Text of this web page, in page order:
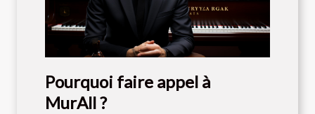
Pourquoi faire appel à
MurAll ?